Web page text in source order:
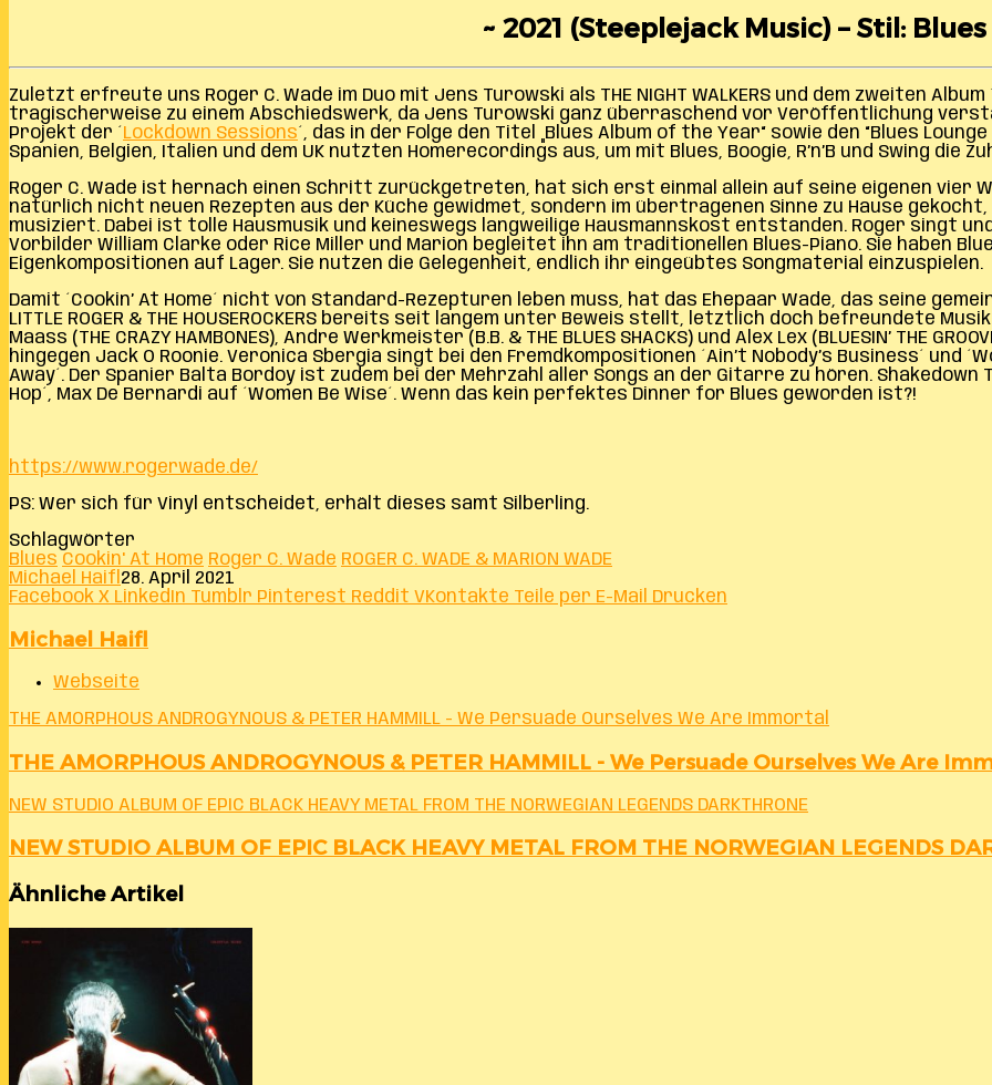
~ 2021 (Steeplejack Music) – Stil: Blues
Zuletzt erfreute uns Roger C. Wade im Duo mit Jens Turowski als THE NIGHT WALKERS und dem zweiten Album
tragischerweise zu einem Abschiedswerk, da Jens Turowski ganz überraschend vor Veröffentlichung
Projekt der ´ Lockdown Sessions´, das in der Folge den Titel „Blues Album of the Year“ sowie den “Blues
Spanien, Belgien, Italien und dem UK nutzten Homerecordings aus, um mit Blues, Boogie, R’n’B und Swing die
Roger C. Wade ist hernach einen Schritt zurückgetreten, hat sich erst einmal allein auf seine eigenen vier
natürlich nicht neuen Rezepten aus der Küche gewidmet, sondern im übertragenen Sinne zu Hause
musiziert. Dabei ist tolle Hausmusik und keineswegs langweilige Hausmannskost entstanden. Roger singt
Vorbilder William Clarke oder Rice Miller und Marion begleitet ihn am traditionellen Blues-Piano. Sie haben
Eigenkompositionen auf Lager. Sie nutzen die Gelegenheit, endlich ihr eingeübtes Songmaterial einzuspielen.
Damit ´Cookin’ At Home´ nicht von Standard-Rezepturen leben muss, hat das Ehepaar Wade, das seine
LITTLE ROGER & THE HOUSEROCKERS bereits seit langem unter Beweis stellt, letztlich doch befreundete
Maass (THE CRAZY HAMBONES), Andre Werkmeister (B.B. & THE BLUES SHACKS) und Alex Lex (BLUESIN’ THE
hingegen Jack O Roonie. Veronica Sbergia singt bei den Fremdkompositionen ´Ain’t Nobody’s Business´ und
Away´. Der Spanier Balta Bordoy ist zudem bei der Mehrzahl aller Songs an der Gitarre zu hören. Shakedown
Hop´, Max De Bernardi auf ´Women Be Wise´. Wenn das kein perfektes Dinner for Blues geworden ist?!
https://www.rogerwade.de/
PS: Wer sich für Vinyl entscheidet, erhält dieses samt Silberling.
Schlagwörter
Blues Cookin' At Home Roger C. Wade ROGER C. WADE & MARION WADE
Michael Haifl 28. April 2021
Facebook X LinkedIn Tumblr Pinterest Reddit VKontakte Teile per E-Mail Drucken
Michael Haifl
Webseite
THE AMORPHOUS ANDROGYNOUS & PETER HAMMILL - We Persuade Ourselves We Are Immortal
THE AMORPHOUS ANDROGYNOUS & PETER HAMMILL - We Persuade Ourselves We Are
NEW STUDIO ALBUM OF EPIC BLACK HEAVY METAL FROM THE NORWEGIAN LEGENDS DARKTHRONE
NEW STUDIO ALBUM OF EPIC BLACK HEAVY METAL FROM THE NORWEGIAN LEGENDS
Ähnliche Artikel